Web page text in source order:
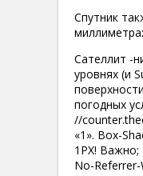
Спутник
Сателлит -
уровнях (и
погодных
//
«1». Box-
1PX!
No-